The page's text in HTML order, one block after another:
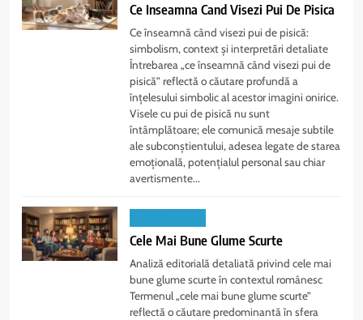
Ce Inseamna Cand Visezi Pui De Pisica
Ce înseamnă când visezi pui de pisică:
simbolism, context și interpretări detaliate
Întrebarea „ce înseamnă când visezi pui de
pisică” reflectă o căutare profundă a
înțelesului simbolic al acestor imagini onirice.
Visele cu pui de pisică nu sunt
întâmplătoare; ele comunică mesaje subtile
ale subconștientului, adesea legate de starea
emoțională, potențialul personal sau chiar
avertismente...
Cele Mai Bune Glume Scurte
Analiză editorială detaliată privind cele mai
bune glume scurte în contextul românesc
Termenul „cele mai bune glume scurte”
reflectă o căutare predominantă în sfera